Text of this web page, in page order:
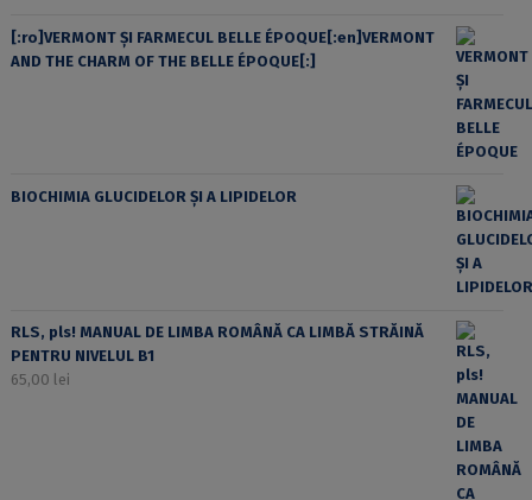
[:ro]VERMONT ȘI FARMECUL BELLE ÉPOQUE[:en]VERMONT
AND THE CHARM OF THE BELLE ÉPOQUE[:]
BIOCHIMIA GLUCIDELOR ȘI A LIPIDELOR
RLS, pls! MANUAL DE LIMBA ROMÂNĂ CA LIMBĂ STRĂINĂ
PENTRU NIVELUL B1
65,00 lei